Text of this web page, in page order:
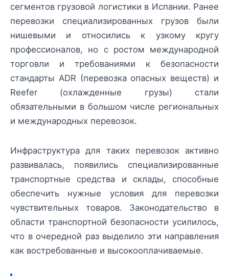
сегментов грузовой логистики в Испании. Ранее
перевозки специализированных грузов были
нишевыми и относились к узкому кругу
профессионалов, но с ростом международной
торговли и требованиями к безопасности
стандарты ADR (перевозка опасных веществ) и
Reefer (охлажденные грузы) стали
обязательными в большом числе региональных
и международных перевозок.
Инфраструктура для таких перевозок активно
развивалась, появились специализированные
транспортные средства и склады, способные
обеспечить нужные условия для перевозки
чувствительных товаров. Законодательство в
области транспортной безопасности усилилось,
что в очередной раз выделило эти направления
как востребованные и высокооплачиваемые.